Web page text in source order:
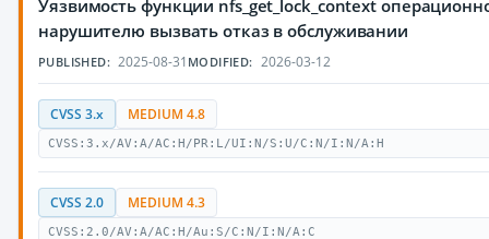
Уязвимость функции nfs_get_lock_context
нарушителю вызвать отказ в обслуживании
PUBLISHED: 2025-08-31 MODIFIED: 2026-03-12
CVSS 3.x MEDIUM 4.8
CVSS:3.x/AV:A/AC:H/PR:L/UI:N/S:U/C:N/I:N/A:H
CVSS 2.0 MEDIUM 4.3
CVSS:2.0/AV:A/AC:H/Au:S/C:N/I:N/A:C